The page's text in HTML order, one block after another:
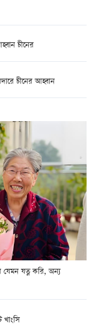
চীনের
চীনের আহ্বান
যেমন যত্ন করি, অন্য